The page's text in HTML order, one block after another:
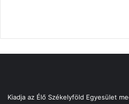
Kiadja az Élő Székelyföld Egyesület